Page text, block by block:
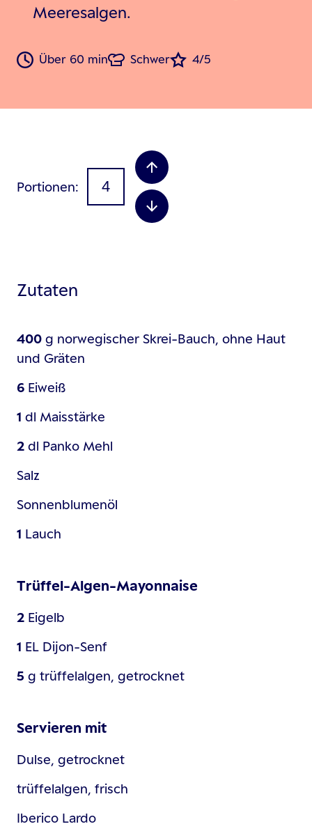
Meeresalgen.
Über 60 min Schwer 4/5
Portionen
Zutaten
400 g norwegischer Skrei-Bauch, ohne Haut
und Gräten
6 Eiweiß
1 dl Maisstärke
2 dl Panko Mehl
Salz
Sonnenblumenöl
1 Lauch
Trüffel-Algen-Mayonnaise
2 Eigelb
1 EL Dijon-Senf
5 g trüffelalgen, getrocknet
Servieren mit
Dulse, getrocknet
trüffelalgen, frisch
Iberico Lardo